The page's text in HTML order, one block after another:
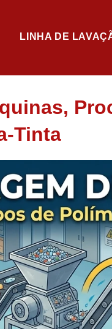
LINHA DE
Tinta